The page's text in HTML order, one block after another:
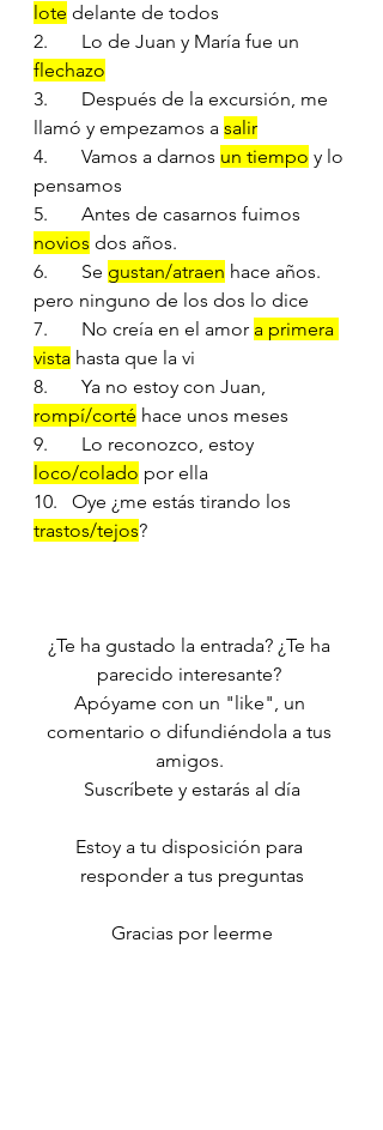
lote delante de todos
2.       Lo de Juan y María fue un
flechazo
3.       Después de la excursión, me
llamó y empezamos a salir
4.       Vamos a darnos un tiempo y lo
pensamos
5.       Antes de casarnos fuimos
novios dos años.
6.       Se gustan/atraen hace años.
pero ninguno de los dos lo dice
7.       No creía en el amor a primera
vista hasta que la vi
8.       Ya no estoy con Juan,
rompí/corté hace unos meses
9.       Lo reconozco, estoy
loco/colado por ella
10.   Oye ¿me estás tirando los
trastos/tejos?
¿Te ha gustado la entrada? ¿Te ha
parecido interesante?
Apóyame con un "like", un
comentario o difundiéndola a tus
amigos.
Suscríbete y estarás al día
Estoy a tu disposición para
responder a tus preguntas
Gracias por leerme